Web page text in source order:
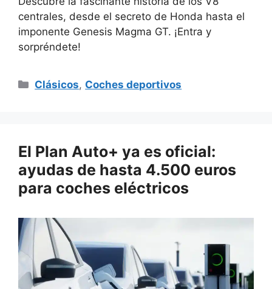
centrales, desde el secreto de Honda hasta el
imponente Genesis Magma GT. ¡Entra y
sorpréndete!
Categorías
Clásicos, Coches deportivos
El Plan Auto+ ya es oficial:
ayudas de hasta 4.500 euros
para coches eléctricos